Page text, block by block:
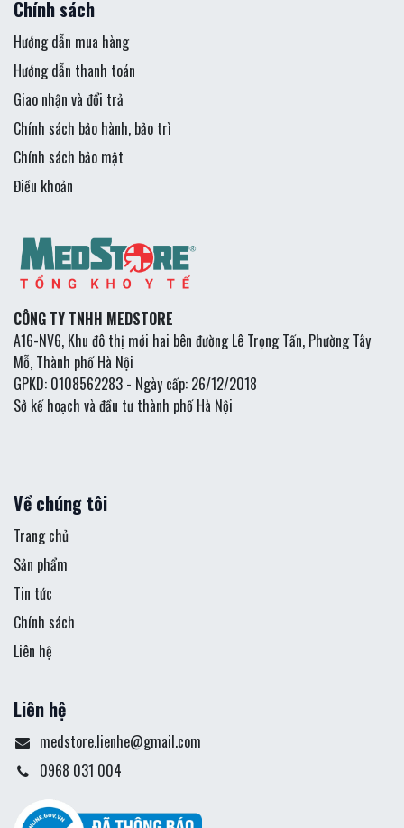
Chính sách
Hướng dẫn mua hàng
Hướng dẫn thanh toán
Giao nhận và đổi trả
Chính sách bảo hành, bảo trì
Chính sách bảo mật
Điều khoản
CÔNG TY TNHH MEDSTORE
A16-NV6, Khu đô thị mới hai bên đường Lê Trọng Tấn, Phường Tây
Mỗ, Thành phố Hà Nội
GPKD: 0108562283 - Ngày cấp: 26/12/2018
Sở kế hoạch và đầu tư thành phố Hà Nội
Về chúng tôi
Trang chủ
Sản phẩm
Tin tức
Chính sách
Liên hệ
Liên hệ
medstore.lienhe@gmail.com
0968 031 004